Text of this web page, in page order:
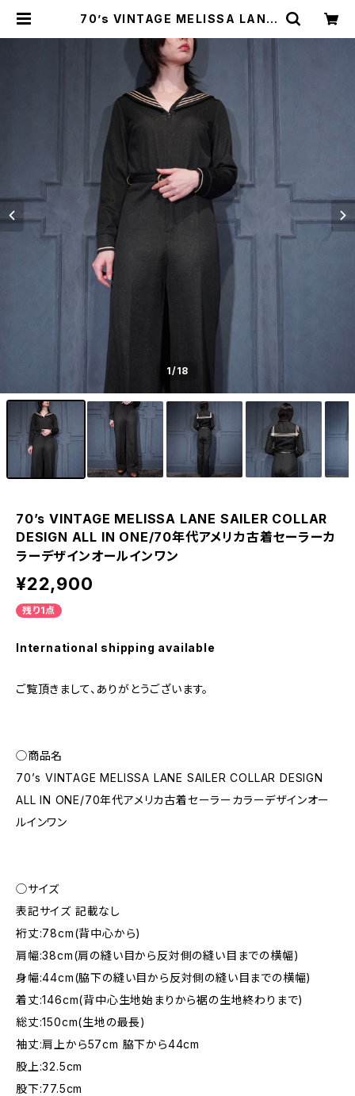
70’s VINTAGE MELISSA LANE
N ONE/70年代アメリカ古着セーラ
ーカラーデザインオールインワン | Ti
tti Vintage
1/18
70’s VINTAGE MELISSA LANE SAILER COLLAR
DESIGN ALL IN ONE/70年代アメリカ古着セーラーカ
ラーデザインオールインワン
¥22,900
残り1点
International shipping available
ご覧頂きまして、ありがとうございます。
◯商品名
70’s VINTAGE MELISSA LANE SAILER COLLAR DESIGN
ALL IN ONE/70年代アメリカ古着セーラーカラーデザインオー
ルインワン
◯サイズ
表記サイズ 記載なし
裄丈:78cm(背中心から)
肩幅:38cm(肩の縫い目から反対側の縫い目までの横幅)
身幅:44cm(脇下の縫い目から反対側の縫い目までの横幅)
着丈:146cm(背中心生地始まりから裾の生地終わりまで)
総丈:150cm(生地の最長)
袖丈:肩上から57cm 脇下から44cm
股上:32.5cm
股下:77.5cm